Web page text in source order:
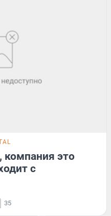
компания это
с
35